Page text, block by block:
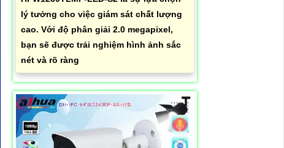
lý tưởng cho việc giám sát chất lượng
cao. Với độ phân giải 2.0 megapixel,
bạn sẽ được trải nghiệm hình ảnh sắc
nét và rõ ràng